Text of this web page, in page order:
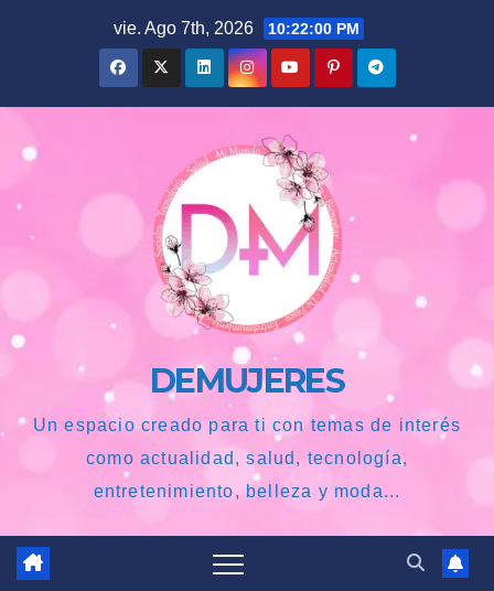
vie. Ago 7th, 2026 10:22:01 PM
DEMUJERES
Un espacio creado para ti con temas de interés
como actualidad, salud, tecnología,
entretenimiento, belleza y moda...